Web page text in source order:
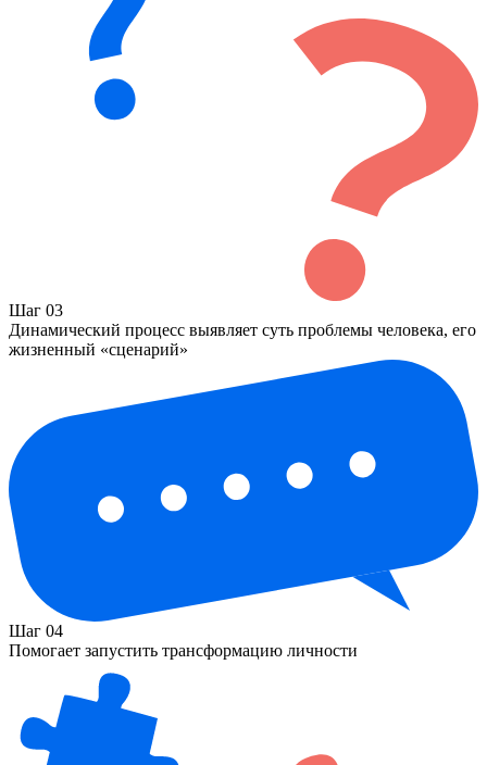
Шаг 03
Динамический процесс выявляет суть проблемы человека, его
жизненный «сценарий»
Шаг 04
Помогает запустить трансформацию личности